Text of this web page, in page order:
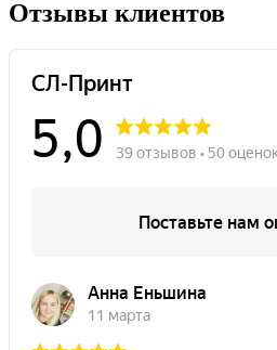
Отзывы клиентов